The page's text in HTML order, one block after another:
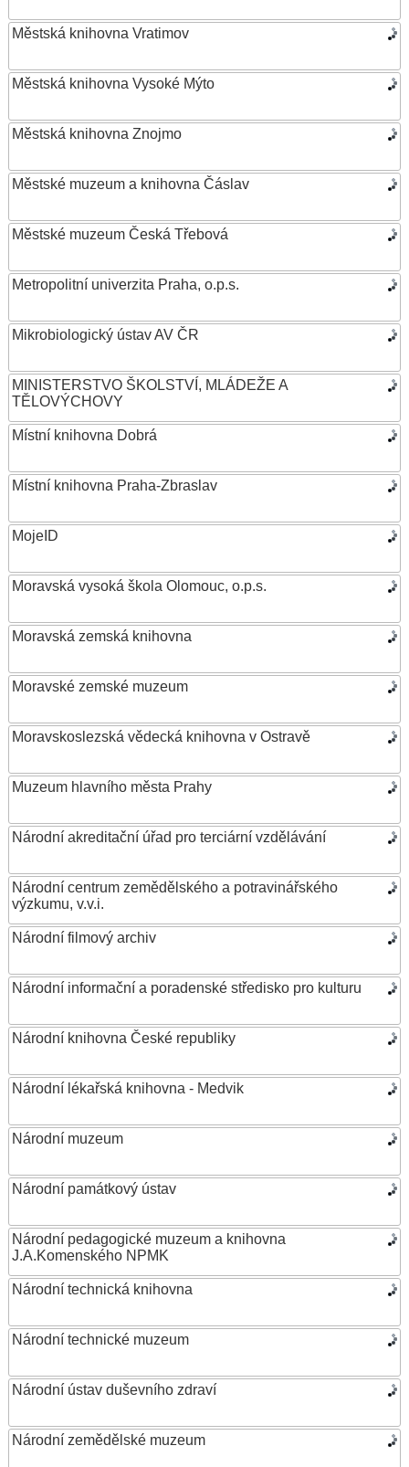
Městská knihovna Vratimov
Městská knihovna Vysoké Mýto
Městská knihovna Znojmo
Městské muzeum a knihovna Čáslav
Městské muzeum Česká Třebová
Metropolitní univerzita Praha, o.p.s.
Mikrobiologický ústav AV ČR
MINISTERSTVO ŠKOLSTVÍ, MLÁDEŽE A
TĚLOVÝCHOVY
Místní knihovna Dobrá
Místní knihovna Praha-Zbraslav
MojeID
Moravská vysoká škola Olomouc, o.p.s.
Moravská zemská knihovna
Moravské zemské muzeum
Moravskoslezská vědecká knihovna v Ostravě
Muzeum hlavního města Prahy
Národní akreditační úřad pro terciární vzdělávání
Národní centrum zemědělského a potravinářského
výzkumu, v.v.i.
Národní filmový archiv
Národní informační a poradenské středisko pro kulturu
Národní knihovna České republiky
Národní lékařská knihovna - Medvik
Národní muzeum
Národní památkový ústav
Národní pedagogické muzeum a knihovna
J.A.Komenského NPMK
Národní technická knihovna
Národní technické muzeum
Národní ústav duševního zdraví
Národní zemědělské muzeum